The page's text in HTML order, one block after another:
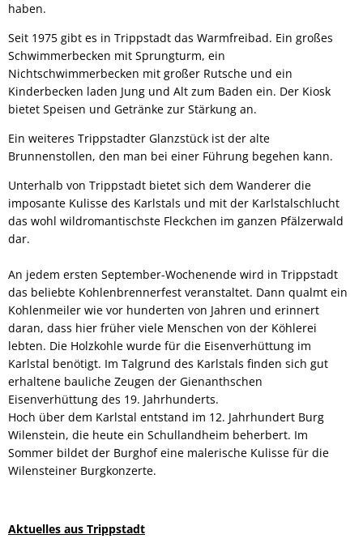
haben.
Seit 1975 gibt es in Trippstadt das Warmfreibad. Ein großes
Schwimmerbecken mit Sprungturm, ein
Nichtschwimmerbecken mit großer Rutsche und ein
Kinderbecken laden Jung und Alt zum Baden ein. Der Kiosk
bietet Speisen und Getränke zur Stärkung an.
Ein weiteres Trippstadter Glanzstück ist der alte
Brunnenstollen, den man bei einer Führung begehen kann.
Unterhalb von Trippstadt bietet sich dem Wanderer die
imposante Kulisse des Karlstals und mit der Karlstalschlucht
das wohl wildromantischste Fleckchen im ganzen Pfälzerwald
dar.
An jedem ersten September-Wochenende wird in Trippstadt
das beliebte Kohlenbrennerfest veranstaltet. Dann qualmt ein
Kohlenmeiler wie vor hunderten von Jahren und erinnert
daran, dass hier früher viele Menschen von der Köhlerei
lebten. Die Holzkohle wurde für die Eisenverhüttung im
Karlstal benötigt. Im Talgrund des Karlstals finden sich gut
erhaltene bauliche Zeugen der Gienanthschen
Eisenverhüttung des 19. Jahrhunderts.
Hoch über dem Karlstal entstand im 12. Jahrhundert Burg
Wilenstein, die heute ein Schullandheim beherbert. Im
Sommer bildet der Burghof eine malerische Kulisse für die
Wilensteiner Burgkonzerte.
Aktuelles aus Trippstadt